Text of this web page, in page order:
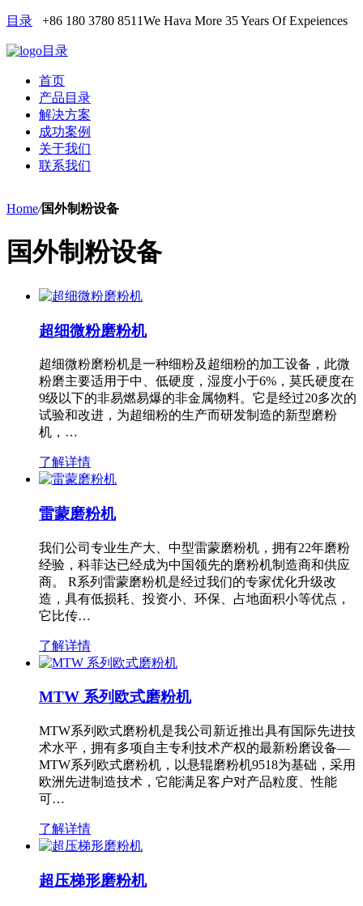
目录 +86 180 3780 8511We Hava More 35 Years Of Expeiences
目录
首页
产品目录
解决方案
成功案例
关于我们
联系我们
Home/国外制粉设备
国外制粉设备
超细微粉磨粉机
超细微粉磨粉机是一种细粉及超细粉的加工设备，此微
粉磨主要适用于中、低硬度，湿度小于6%，莫氏硬度在
9级以下的非易燃易爆的非金属物料。它是经过20多次的
试验和改进，为超细粉的生产而研发制造的新型磨粉
机，…
了解详情
雷蒙磨粉机
我们公司专业生产大、中型雷蒙磨粉机，拥有22年磨粉
经验，科菲达已经成为中国领先的磨粉机制造商和供应
商。 R系列雷蒙磨粉机是经过我们的专家优化升级改
造，具有低损耗、投资小、环保、占地面积小等优点，
它比传…
了解详情
MTW 系列欧式磨粉机
MTW系列欧式磨粉机是我公司新近推出具有国际先进技
术水平，拥有多项自主专利技术产权的最新粉磨设备—
MTW系列欧式磨粉机，以悬辊磨粉机9518为基础，采用
欧洲先进制造技术，它能满足客户对产品粒度、性能
可…
了解详情
超压梯形磨粉机